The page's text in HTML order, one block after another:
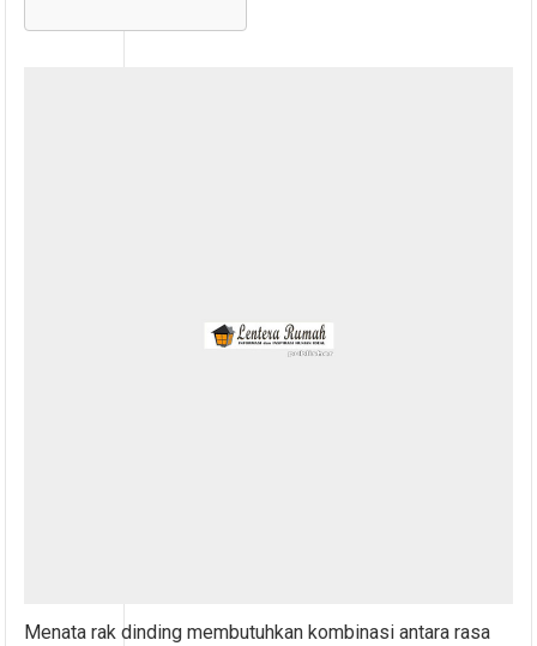
Menata rak dinding membutuhkan kombinasi antara rasa